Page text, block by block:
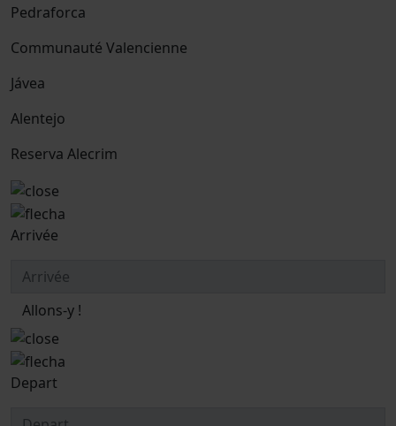
Pedraforca
Communauté Valencienne
Jávea
Alentejo
Reserva Alecrim
Arrivée
Allons-y !
Depart